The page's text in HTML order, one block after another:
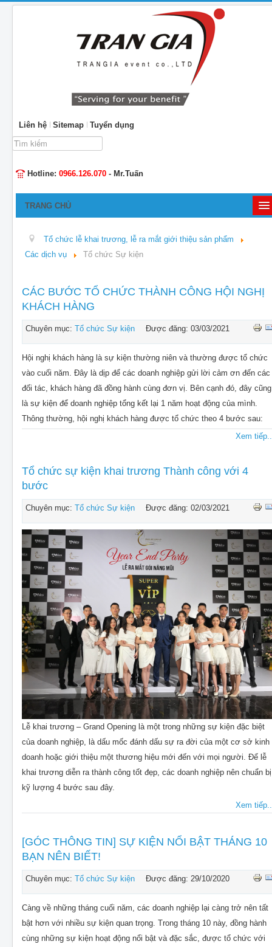
Liên hệ Sitemap
Tuyển dụng
Tìm
kiếm...
Hotline: 0966.126.070 - Mr.Tuấn
TRANG CHỦ
TỔ CHỨC SỰ KIỆN
THIẾT KẾ
THI CÔNG - LẮP ĐẶT THIẾT BỊ
Tổ chức lễ khai trương, lễ ra mắt giới thiệu sản phẩm
Các dịch vụ
Tổ chức Sự kiện
CÁC BƯỚC TỔ CHỨC THÀNH CÔNG HỘI NGHỊ
KHÁCH HÀNG
Chuyên mục: Tổ chức Sự kiện Được đăng: 03/03/2021
Hội nghị khách hàng là sự kiện thường niên và thường được tổ chức
vào cuối năm. Đây là dịp để các doanh nghiệp gửi lời cảm ơn đến các
đối tác, khách hàng đã đồng hành cùng đơn vị. Bên cạnh đó, đây cũng
là sự kiện để doanh nghiệp tổng kết lại 1 năm hoạt động của mình.
Thông thường, hội nghị khách hàng được tổ chức theo 4 bước sau:
Xem
Tổ chức sự kiện khai trương Thành công với 4
bước
Chuyên mục: Tổ chức Sự kiện Được đăng: 02/03/2021
Lễ khai trương – Grand Opening là một trong những sự kiện đặc biệt
của doanh nghiệp, là dấu mốc đánh dấu sự ra đời của một cơ sở kinh
doanh hoặc giới thiệu một thương hiệu mới đến với mọi người. Để lễ
khai trương diễn ra thành công tốt đẹp, các doanh nghiệp nên chuẩn bị
kỹ lượng 4 bước sau đây.
Xem
[GÓC THÔNG TIN] SỰ KIỆN NỔI BẬT THÁNG 10
BẠN NÊN BIẾT!
Chuyên mục: Tổ chức Sự kiện Được đăng: 29/10/2020
Càng về những tháng cuối năm, các doanh nghiệp lại càng trở nên tất
bật hơn với nhiều sự kiện quan trọng. Trong tháng 10 này, đồng hành
cùng những sự kiện hoạt động nổi bật và đặc sắc, được tổ chức với